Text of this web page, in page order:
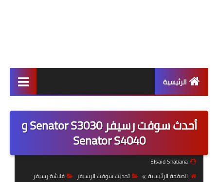
الرئيسية
برامج وتطبيقات
تحديث الرسيفرات
أحدث سوفت رسيفر Senator S3030 و
Senator S4040
Elsaid Shabana
الصفحة الرئيسية
تحديث سوفت الرسيفر
فلاشة رسيفر